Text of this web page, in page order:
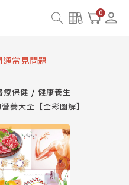
0
系統維護中，本站同步暫
資產合併與書櫃開通申請
通常見問題
重要說明及資產合併結果
墨系統維護中，本站同步暫
療保健
健康養生
養大全【全彩圖解】